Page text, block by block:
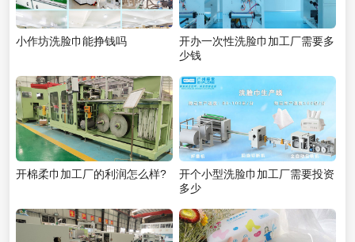
小作坊洗脸巾能挣钱吗
开办一次性洗脸巾加工厂需要多
少钱
开棉柔巾加工厂的利润怎么样?
开个小型洗脸巾加工厂需要投资
多少